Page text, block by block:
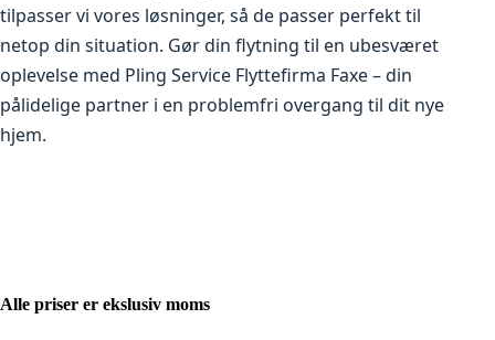
tilpasser vi vores løsninger, så de passer perfekt til
netop din situation. Gør din flytning til en ubesværet
oplevelse med Pling Service Flyttefirma Faxe – din
pålidelige partner i en problemfri overgang til dit nye
hjem.
Alle priser er ekslusiv moms